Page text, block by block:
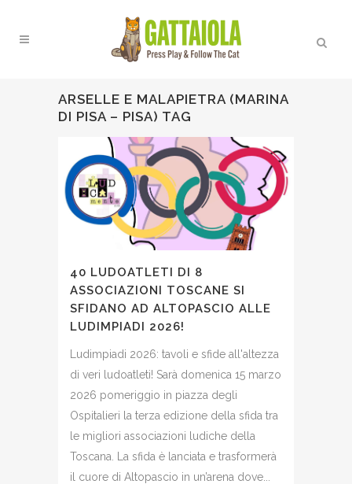
ARSELLE E MALAPIETRA (MARINA
DI PISA – PISA) TAG
40 LUDOATLETI DI 8
ASSOCIAZIONI TOSCANE SI
SFIDANO AD ALTOPASCIO ALLE
LUDIMPIADI 2026!
Ludimpiadi 2026: tavoli e sfide all'altezza
di veri ludoatleti! Sarà domenica 15 marzo
2026 pomeriggio in piazza degli
Ospitalieri la terza edizione della sfida tra
le migliori associazioni ludiche della
Toscana. La sfida è lanciata e trasformerà
il cuore di Altopascio in un’arena dove...